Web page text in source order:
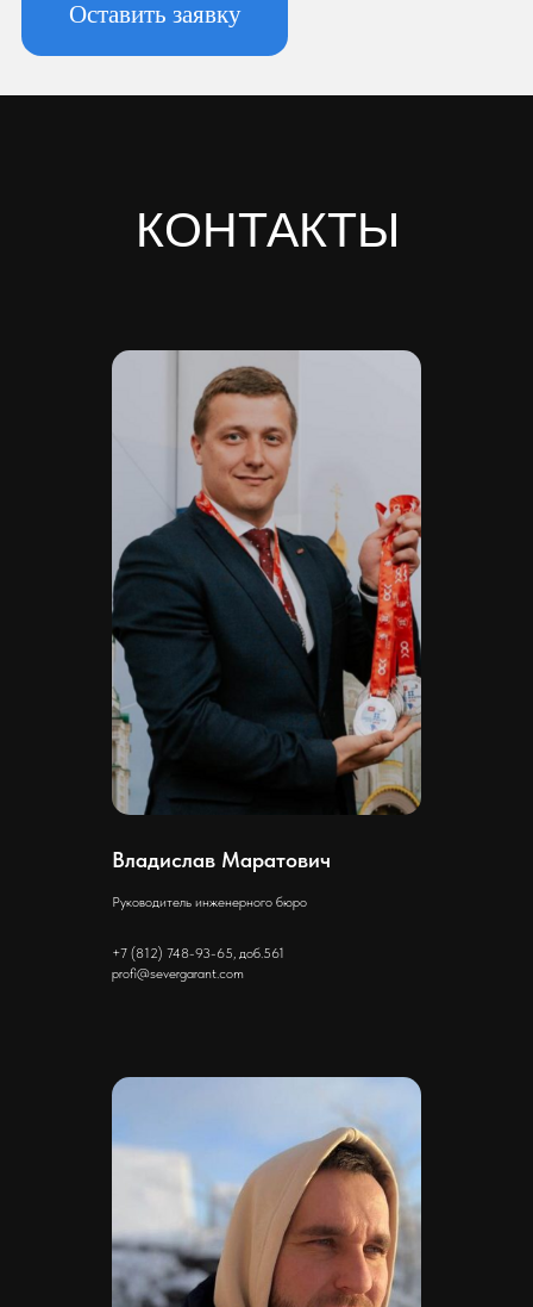
Владислав Маратович
Руководитель инженерного бюро
+7 (812) 748-93-65, доб.561
profi@severgarant.com
Новоизмайловское, пл. Конституции, д.
3, к. 2, литера А, помещ. 135-Н офис А-1,
комната 2
Кор/счет 30101810745374525104